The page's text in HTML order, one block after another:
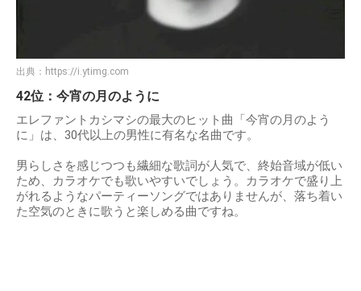
出典： https://i.ytimg.com
42位：今宵の月のように
エレファントカシマシの最大のヒット曲「今宵の月のよう
に」は、30代以上の男性に有名な名曲です。
男らしさを感じつつも繊細な歌詞が人気で、終始音域が低い
ため、カラオケでも歌いやすいでしょう。カラオケで盛り上
がれるようなパーティーソングではありませんが、落ち着い
た空気のときに歌うと楽しめる曲ですね。